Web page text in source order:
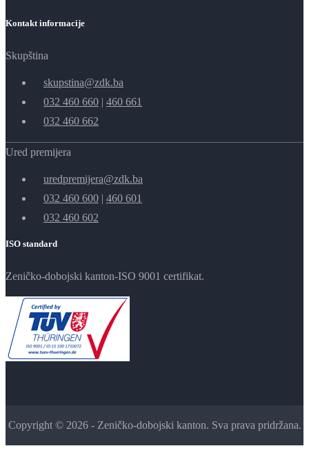
Kontakt informacije
Skupština
skupstina@zdk.ba
032 460 660 | 460 661
032 460 662
Ured premijera
uredpremijera@zdk.ba
032 460 600 | 460 601
032 460 602
ISO standard
Zeničko-dobojski kanton-ISO 9001 certifikat.
Copyright © 2026 - Zeničko-dobojski kanton. Sva prava pridržana.